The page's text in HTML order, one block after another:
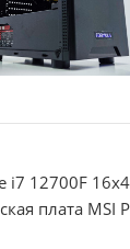
i7 12700F
плата MSI
4Гб, Память